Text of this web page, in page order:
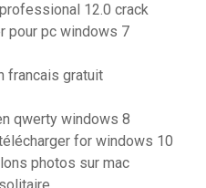
12.0 crack
pour pc windows 7
francais gratuit
qwerty windows 8
for windows 10
photos sur mac